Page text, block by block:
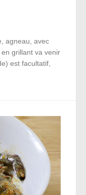
agneau, avec
grillant va venir
est facultatif,